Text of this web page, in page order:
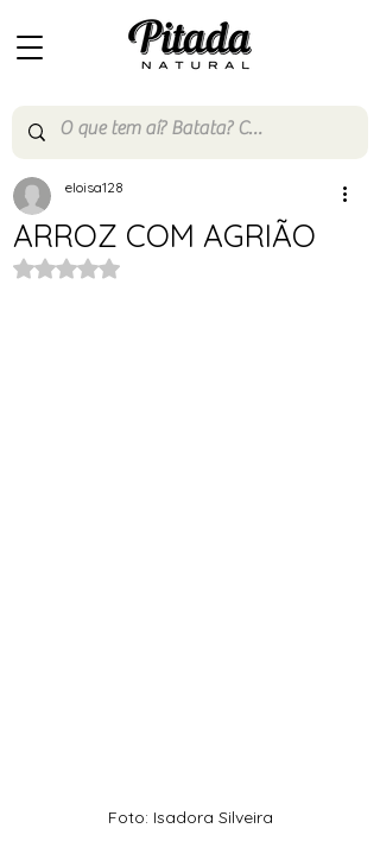
ARROZ COM AGRIÃO
eloisa128
Avaliado com NaN de 5 estrelas.
Foto: Isadora Silveira